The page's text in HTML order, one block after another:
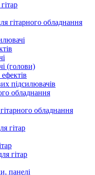
гітарного обладнання
(голови)
підсилювачів
обладнання
обладнання
гітар
гітар
панелі